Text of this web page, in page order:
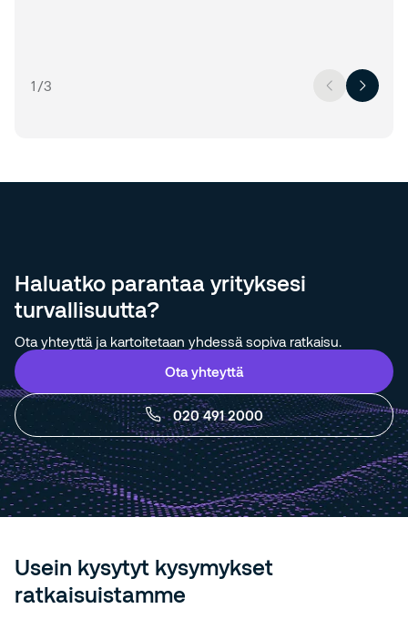
1 /3
Haluatko parantaa yrityksesi
turvallisuutta?
Ota yhteyttä ja kartoitetaan yhdessä sopiva ratkaisu.
020 491 2000
Ota yhteyttä
Usein kysytyt kysymykset
ratkaisuistamme